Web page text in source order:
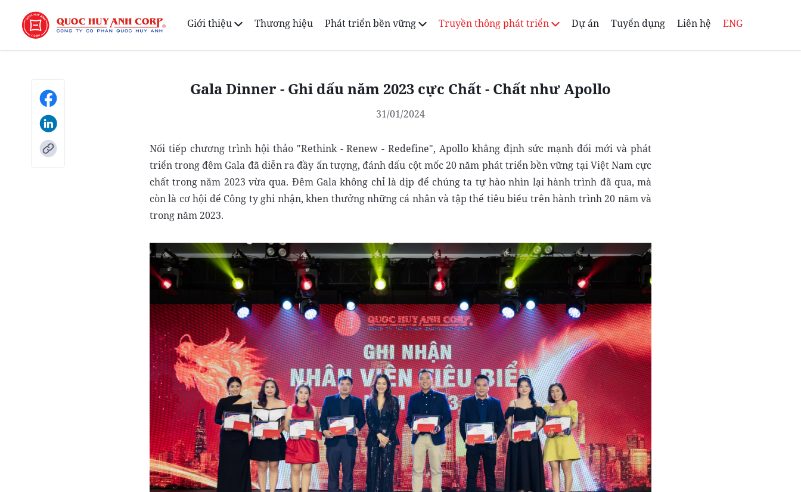
Giới thiệu Thương hiệu Phát triển bền vững Truyền thông phát triển Dự án Tuyển dụng Liên hệ ENG
Gala Dinner - Ghi dấu năm 2023 cực Chất - Chất như Apollo
31/01/2024
Nối tiếp chương trình hội thảo "Rethink - Renew - Redefine", Apollo khẳng định sức mạnh đổi mới và phát
triển trong đêm Gala đã diễn ra đầy ấn tượng, đánh dấu cột mốc 20 năm phát triển bền vững tại Việt Nam cực
chất trong năm 2023 vừa qua. Đêm Gala không chỉ là dịp để chúng ta tự hào nhìn lại hành trình đã qua, mà
còn là cơ hội để Công ty ghi nhận, khen thưởng những cá nhân và tập thể tiêu biểu trên hành trình 20 năm và
trong năm 2023.